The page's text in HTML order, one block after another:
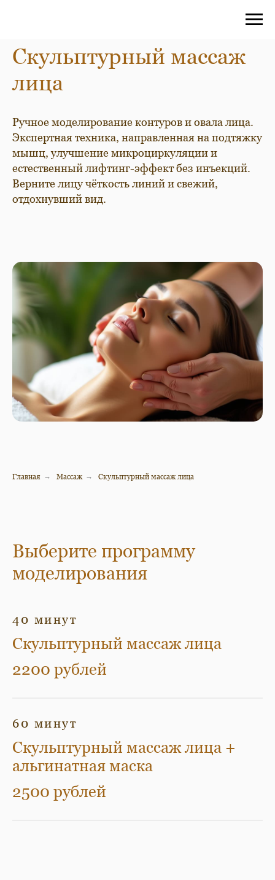
Скульптурный массаж
лица
Ручное моделирование контуров и овала лица.
Экспертная техника, направленная на подтяжку
мышц, улучшение микроциркуляции и
естественный лифтинг-эффект без инъекций.
Верните лицу чёткость линий и свежий,
отдохнувший вид.
Главная → Массаж → Скульптурный массаж лица
Выберите программу
моделирования
40 минут
Скульптурный массаж лица
2200 рублей
60 минут
Скульптурный массаж лица +
альгинатная маска
2500 рублей